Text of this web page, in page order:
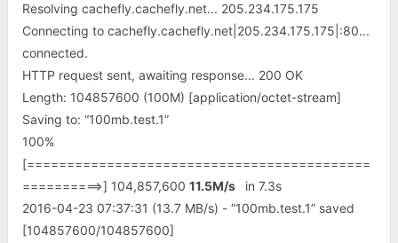
Resolving cachefly.cachefly.net... 205.234.175.175
Connecting to cachefly.cachefly.net|205.234.175.175|:80...
connected.
HTTP request sent, awaiting response... 200 OK
Length: 104857600 (100M) [application/octet-stream]
Saving to: “100mb.test.1”
100%
[===========================================
==========>] 104,857,600 11.5M/s
in 7.3s
2016-04-23 07:37:31 (13.7 MB/s) - “100mb.test.1” saved
[104857600/104857600]